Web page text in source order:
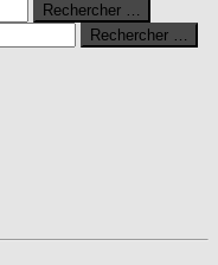
Rechercher …
Rechercher …